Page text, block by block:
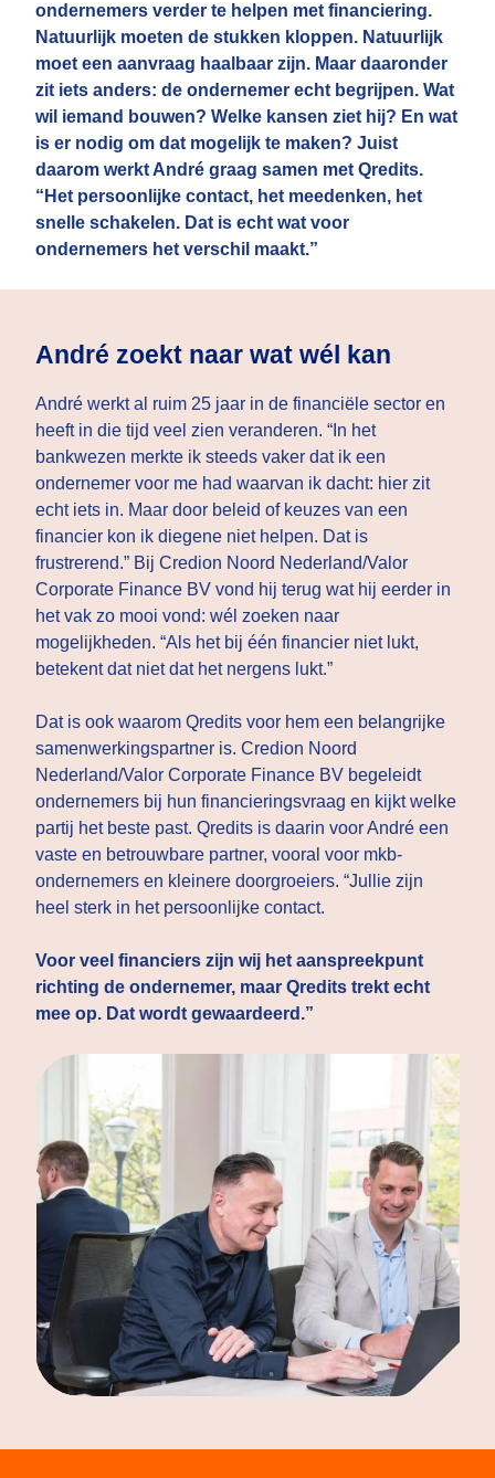
ondernemers verder te helpen met financiering.
Natuurlijk moeten de stukken kloppen. Natuurlijk
moet een aanvraag haalbaar zijn. Maar daaronder
zit iets anders: de ondernemer echt begrijpen. Wat
wil iemand bouwen? Welke kansen ziet hij? En wat
is er nodig om dat mogelijk te maken? Juist
daarom werkt André graag samen met Qredits.
“Het persoonlijke contact, het meedenken, het
snelle schakelen. Dat is echt wat voor
ondernemers het verschil maakt.”
André zoekt naar wat wél kan
André werkt al ruim 25 jaar in de financiële sector en
heeft in die tijd veel zien veranderen. “In het
bankwezen merkte ik steeds vaker dat ik een
ondernemer voor me had waarvan ik dacht: hier zit
echt iets in. Maar door beleid of keuzes van een
financier kon ik diegene niet helpen. Dat is
frustrerend.” Bij Credion Noord Nederland/Valor
Corporate Finance BV vond hij terug wat hij eerder in
het vak zo mooi vond: wél zoeken naar
mogelijkheden. “Als het bij één financier niet lukt,
betekent dat niet dat het nergens lukt.”
Dat is ook waarom Qredits voor hem een belangrijke
samenwerkingspartner is. Credion Noord
Nederland/Valor Corporate Finance BV begeleidt
ondernemers bij hun financieringsvraag en kijkt welke
partij het beste past. Qredits is daarin voor André een
vaste en betrouwbare partner, vooral voor mkb-
ondernemers en kleinere doorgroeiers. “Jullie zijn
heel sterk in het persoonlijke contact.
Voor veel financiers zijn wij het aanspreekpunt
richting de ondernemer, maar Qredits trekt echt
mee op. Dat wordt gewaardeerd.”